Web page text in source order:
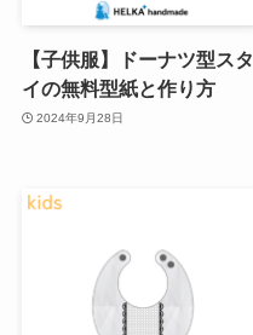
【子供服】ドーナツ型スタ
イの無料型紙と作り方
2024年9月28日